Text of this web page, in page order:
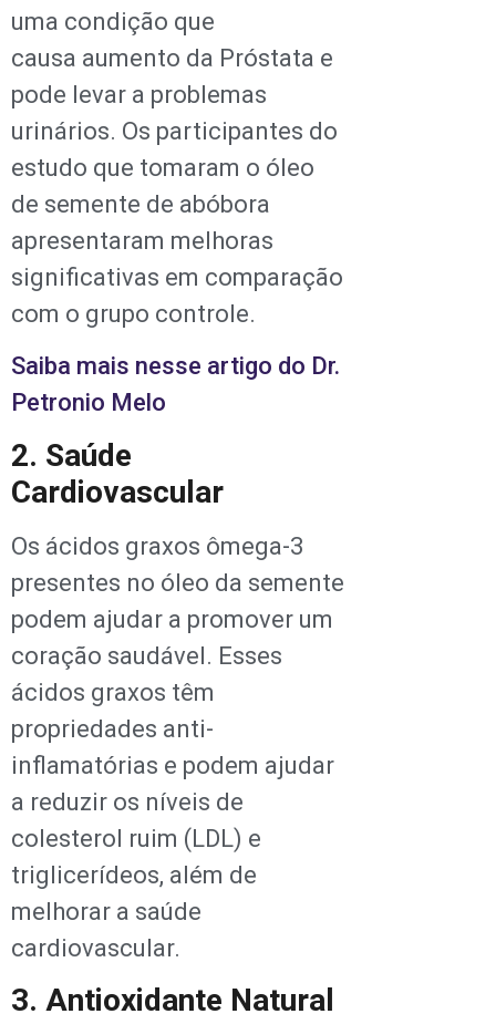
uma condição que
causa aumento da Próstata e
pode levar a problemas
urinários. Os participantes do
estudo que tomaram o óleo
de semente de abóbora
apresentaram melhoras
significativas em comparação
com o grupo controle.
Saiba mais nesse artigo do Dr.
Petronio Melo
2. Saúde
Cardiovascular
Os ácidos graxos ômega-3
presentes no óleo da semente
podem ajudar a promover um
coração saudável. Esses
ácidos graxos têm
propriedades anti-
inflamatórias e podem ajudar
a reduzir os níveis de
colesterol ruim (LDL) e
triglicerídeos, além de
melhorar a saúde
cardiovascular.
3. Antioxidante Natural